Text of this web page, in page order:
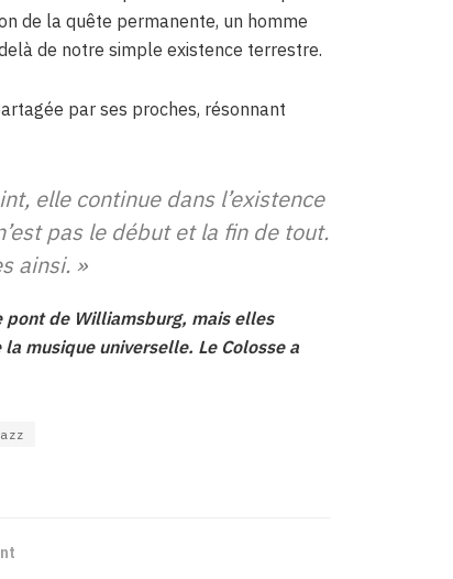
de la quête permanente, un homme
de notre simple existence terrestre.
par ses proches, résonnant
elle continue dans l’existence
pas le début et la fin de tout.
ainsi. »
pont de Williamsburg, mais elles
musique universelle. Le Colosse a